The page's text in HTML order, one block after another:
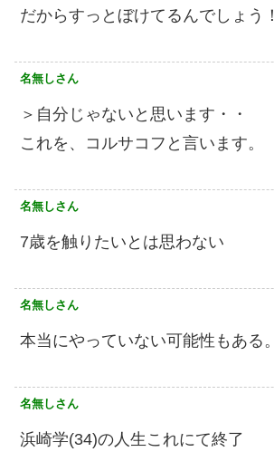
だからすっとぼけてるんでしょう！
名無しさん
＞自分じゃないと思います・・
これを、コルサコフと言います。
名無しさん
7歳を触りたいとは思わない
名無しさん
本当にやっていない可能性もある。
名無しさん
浜崎学(34)の人生これにて終了